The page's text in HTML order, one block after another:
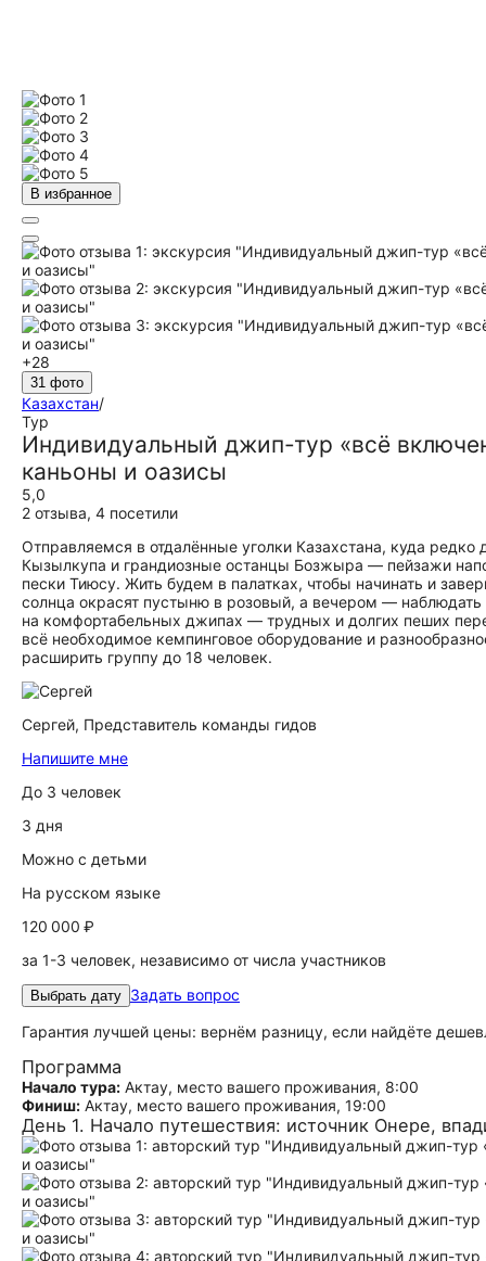
В избранное
+28
31 фото
Казахстан/
Тур
Индивидуальный джип-тур «всё
каньоны и оазисы
5,0
2 отзыва, 4 посетили
Отправляемся в отдалённые уголки Казахстана, куда
Кызылкупа и грандиозные останцы Бозжыра — пейзажи
пески Тиюсу. Жить будем в палатках, чтобы начинать и
солнца окрасят пустыню в розовый, а вечером —
на комфортабельных джипах — трудных и долгих пеших
всё необходимое кемпинговое оборудование и
расширить группу до 18 человек.
Сергей, Представитель команды гидов
Напишите мне
До 3 человек
3 дня
Можно с детьми
На русском языке
120 000 ₽
за 1-3 человек, независимо от числа участников
Выбрать дату Задать вопрос
Гарантия лучшей цены: вернём разницу, если найдёте
Программа
Начало тура: Актау, место вашего проживания, 8:00
Финиш: Актау, место вашего проживания, 19:00
День 1. Начало путешествия: источник Онере,